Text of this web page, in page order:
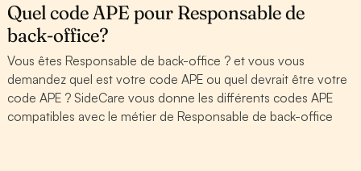
Quel code APE pour Responsable de
back-office?
Vous êtes Responsable de back-office ? et vous vous
demandez quel est votre code APE ou quel devrait être votre
code APE ? SideCare vous donne les différents codes APE
compatibles avec le métier de Responsable de back-office